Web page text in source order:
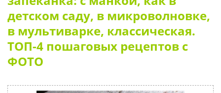
детском саду, в микроволновке,
в мультиварке, классическая.
ТОП-4 пошаговых рецептов с
ФОТО